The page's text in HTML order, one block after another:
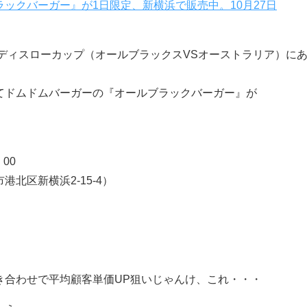
クバーガー』が1日限定、新横浜で販売中。10月27日
スローカップ（オールブラックスVSオーストラリア）にあ
ムドムバーガーの『オールブラックバーガー』が
00
北区新横浜2-15-4）
わせで平均顧客単価UP狙いじゃんけ、これ・・・